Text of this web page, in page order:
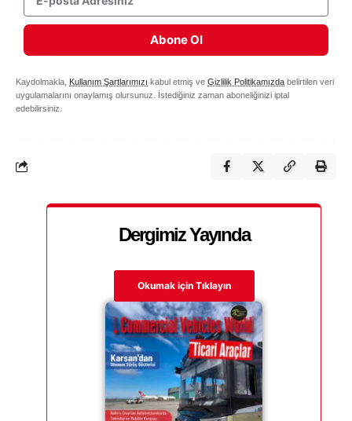
Abone Ol
Kaydolmakla, Kullanım Şartlarımızı kabul etmiş ve Gizlilik Politikamızda belirtilen veri
uygulamalarını onaylamış olursunuz. İstediğiniz zaman aboneliğinizi iptal
edebilirsiniz.
Dergimiz Yayında
Okumak için Tıklayın